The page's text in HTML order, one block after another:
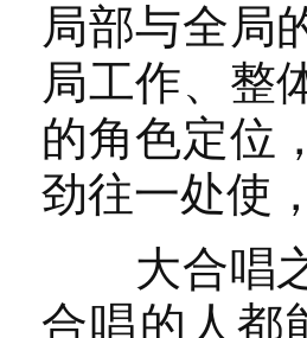
局部与全局
局工作、整
的角色定位
劲往一处使
大合唱之
合唱的人都